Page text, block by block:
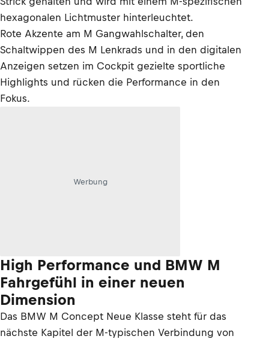
hexagonalen Lichtmuster hinterleuchtet.
Rote Akzente am M Gangwahlschalter, den
Schaltwippen des M Lenkrads und in den digitalen
Anzeigen setzen im Cockpit gezielte sportliche
Highlights und rücken die Performance in den
Fokus.
Werbung
High Performance und BMW M
Fahrgefühl in einer neuen
Dimension
Das BMW M Concept Neue Klasse steht für das
nächste Kapitel der M-typischen Verbindung von